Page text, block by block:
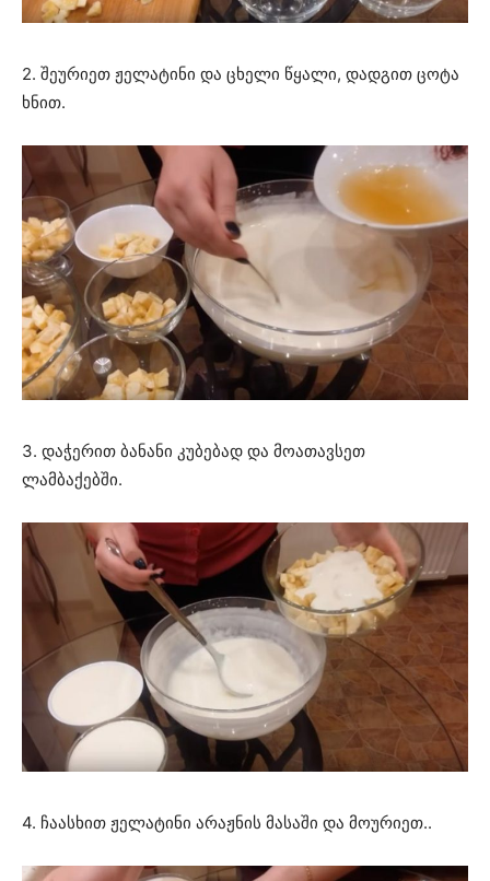
2. შეურიეთ ჟელატინი და ცხელი წყალი, დადგით ცოტა
ხნით.
3. დაჭერით ბანანი კუბებად და მოათავსეთ
ლამბაქებში.
4. ჩაასხით ჟელატინი არაჟნის მასაში და მოურიეთ..